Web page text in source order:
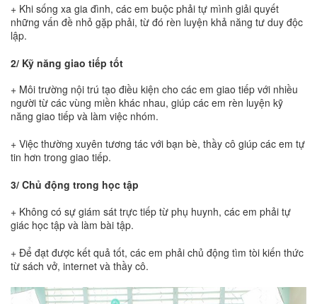
+ Khi sống xa gia đình, các em buộc phải tự mình giải quyết
những vấn đề nhỏ gặp phải, từ đó rèn luyện khả năng tư duy độc
lập.
2/ Kỹ năng giao tiếp tốt
+ Môi trường nội trú tạo điều kiện cho các em giao tiếp với nhiều
người từ các vùng miền khác nhau, giúp các em rèn luyện kỹ
năng giao tiếp và làm việc nhóm.
+ Việc thường xuyên tương tác với bạn bè, thầy cô giúp các em tự
tin hơn trong giao tiếp.
3/ Chủ động trong học tập
+ Không có sự giám sát trực tiếp từ phụ huynh, các em phải tự
giác học tập và làm bài tập.
+ Để đạt được kết quả tốt, các em phải chủ động tìm tòi kiến thức
từ sách vở, internet và thầy cô.